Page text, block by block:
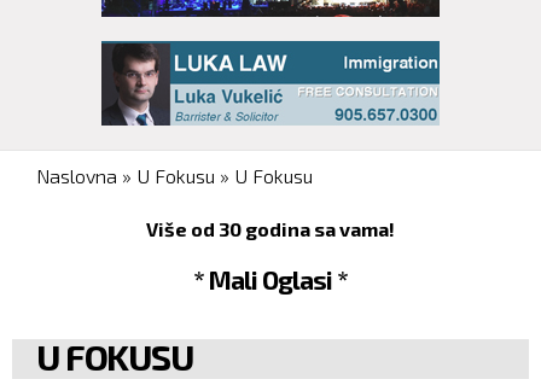
You are here
Naslovna » U Fokusu » U Fokusu
Više od 30 godina sa vama!
* Mali Oglasi *
U FOKUSU